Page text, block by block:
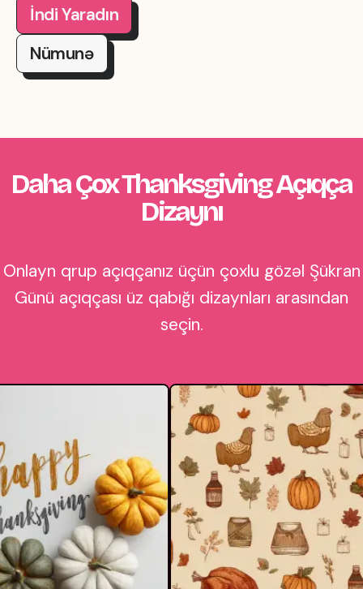
İndi Yaradın
Nümunə
Daha Çox Thanksgiving Açıqça
Dizaynı
Onlayn qrup açıqçanız üçün çoxlu gözəl Şükran
Günü açıqçası üz qabığı dizaynları arasından
seçin.